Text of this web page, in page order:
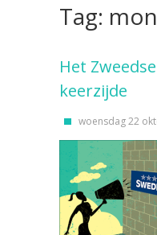
Tag:
Het
keerzijde
woensdag 22